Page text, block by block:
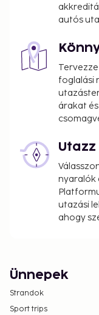
autós
foglalási
árakat
nyaralók
utazási
ahogy
Ünnepek
Strandok
Sport trips